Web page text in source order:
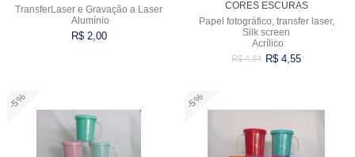
TransferLaser e Gravação a Laser
Alumínio
R$ 2,00
CORES ESCURAS
Papel fotográfico, transfer laser,
Silk screen
Acrílico
R$ 4,84 R$ 4,55
-5% -5%